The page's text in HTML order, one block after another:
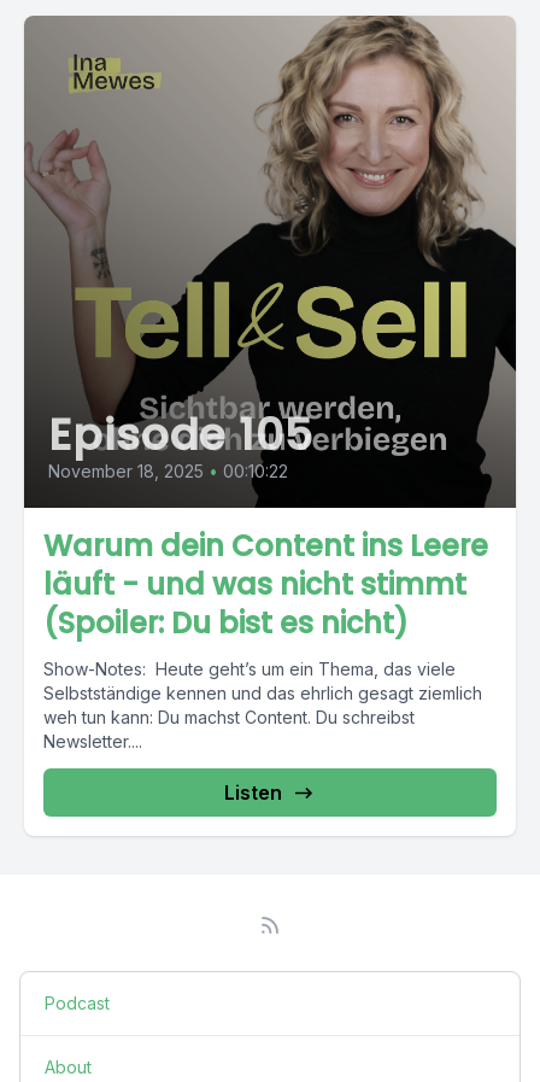
Episode 105
November 18, 2025 • 00:10:22
Warum dein Content ins Leere
läuft - und was nicht stimmt
(Spoiler: Du bist es nicht)
Show-Notes: Heute geht’s um ein Thema, das viele
Selbstständige kennen und das ehrlich gesagt ziemlich
weh tun kann: Du machst Content. Du schreibst
Newsletter....
Listen
Podcast
About